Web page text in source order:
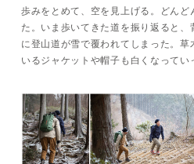
歩みをとめて、空を見上げる。どん
た。いま歩いてきた道を振り返ると
に登山道が雪で覆われてしまった。
いるジャケットや帽子も白くなってい